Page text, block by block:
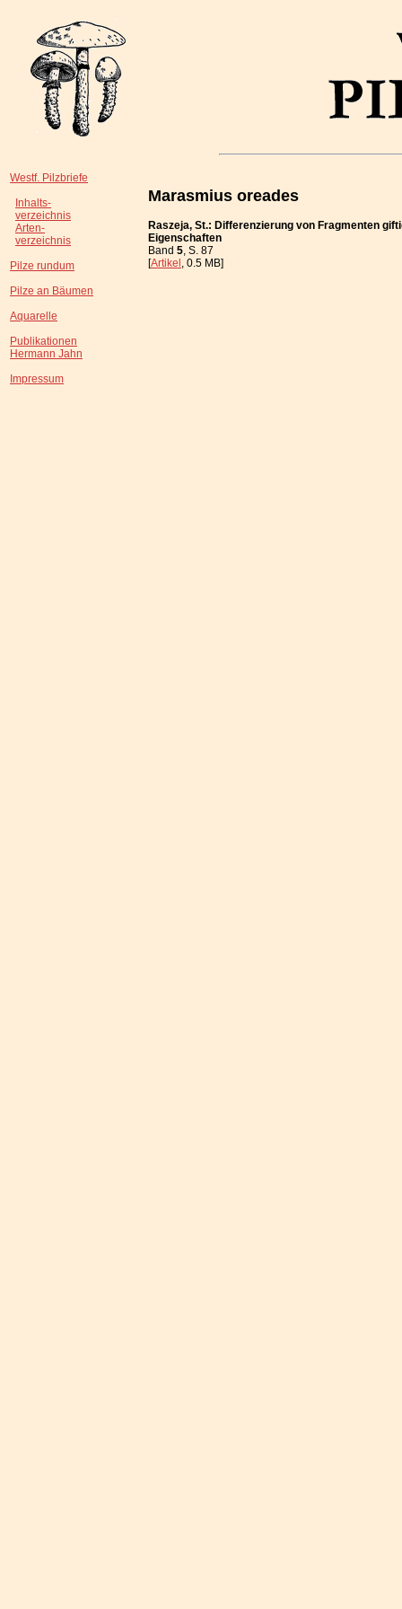
Westf. Pilzbriefe
Inhalts-
verzeichnis
Arten-
verzeichnis
Pilze rundum
Pilze an Bäumen
Aquarelle
Publikationen
Hermann Jahn
Impressum
Marasmius oreades
Raszeja, St.: Differenzierung von Fragmenten
Eigenschaften
Band 5, S. 87
[Artikel, 0.5 MB]